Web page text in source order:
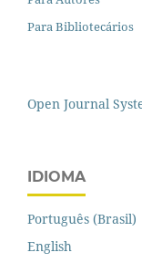
Para Bibliotecários
Open Journal
IDIOMA
Português (Brasil)
English